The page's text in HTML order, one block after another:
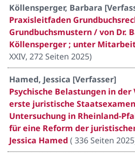
Köllensperger, Barbara
Praxisleitfaden
Grundbuchsmustern / von Dr.
Köllensperger ; unter
XXIV, 272 Seiten 2025)
Hamed, Jessica [Verfasser]
Psychische Belastungen in
erste juristische
Untersuchung in Rheinland-
für eine Reform der
Jessica Hamed ( 336 Seiten 2025